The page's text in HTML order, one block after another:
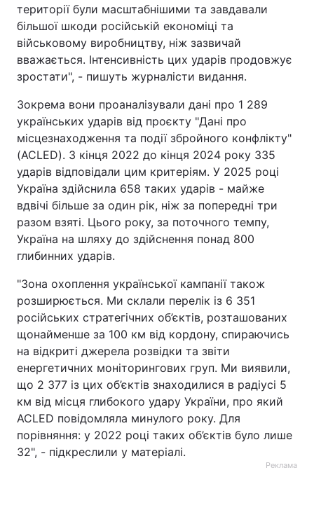
території були масштабнішими та завдавали
більшої шкоди російській економіці та
військовому виробництву, ніж зазвичай
вважається. Інтенсивність цих ударів продовжує
зростати", - пишуть журналісти видання.
Зокрема вони проаналізували дані про 1 289
українських ударів від проєкту "Дані про
місцезнаходження та події збройного конфлікту"
(ACLED). З кінця 2022 до кінця 2024 року 335
ударів відповідали цим критеріям. У 2025 році
Україна здійснила 658 таких ударів - майже
вдвічі більше за один рік, ніж за попередні три
разом взяті. Цього року, за поточного темпу,
Україна на шляху до здійснення понад 800
глибинних ударів.
"Зона охоплення української кампанії також
розширюється. Ми склали перелік із 6 351
російських стратегічних об’єктів, розташованих
щонайменше за 100 км від кордону, спираючись
на відкриті джерела розвідки та звіти
енергетичних моніторингових груп. Ми виявили,
що 2 377 із цих об’єктів знаходилися в радіусі 5
км від місця глибокого удару України, про який
ACLED повідомляла минулого року. Для
порівняння: у 2022 році таких об’єктів було лише
32", - підкреслили у матеріалі.
Реклама